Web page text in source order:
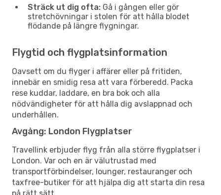
Sträck ut dig ofta: Gå i gången eller gör
stretchövningar i stolen för att hålla blodet
flödande på längre flygningar.
Flygtid och flygplatsinformation
Oavsett om du flyger i affärer eller på fritiden,
innebär en smidig resa att vara förberedd. Packa
rese kuddar, laddare, en bra bok och alla
nödvändigheter för att hålla dig avslappnad och
underhållen.
Avgång: London Flygplatser
Travellink erbjuder flyg från alla större flygplatser i
London. Var och en är välutrustad med
transportförbindelser, lounger, restauranger och
taxfree-butiker för att hjälpa dig att starta din resa